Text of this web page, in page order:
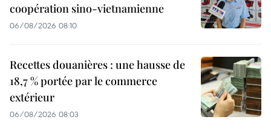
coopération sino-vietnamienne
06/08/2026 08:10
Recettes douanières : une hausse de
18,7 % portée par le commerce
extérieur
06/08/2026 08:03